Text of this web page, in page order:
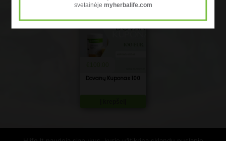
svetainėje myherbalife.com
Dovanų Kuponas 100